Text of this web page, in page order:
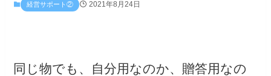
経営サポート② 2021年8月24日
同じ物でも、自分用なのか、贈答用なの